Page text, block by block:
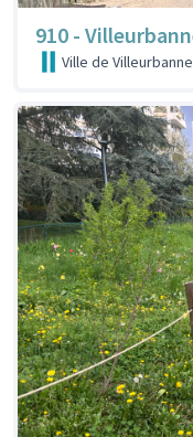
910 -
Ville de Villeurbanne